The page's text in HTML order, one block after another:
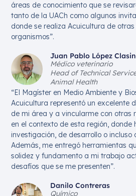
áreas de conocimiento que se
tanto de la UACh como algunos
donde se realiza Acuicultura de
organismos”.
Juan Pablo López
Médico veterinario
Head of Technical
Animal Health
“El Magíster en Medio Ambiente y
Acuicultura representó un excelente
de mi área y a vincularme con otras
en el contexto de esta región, donde
investigación, de desarrollo o incluso
Además, me entregó herramientas
solidez y fundamento a mi trabajo
desafíos que se me presenten”.
Danilo Contreras
Químico